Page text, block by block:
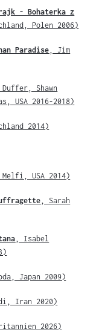
- Bohaterka z
Polen 2006)
Paradise , Jim
Shawn
USA 2016-2018)
2014)
Melfi, USA 2014)
, Sarah
, Isabel
Japan 2009)
Iran 2020)
2026)